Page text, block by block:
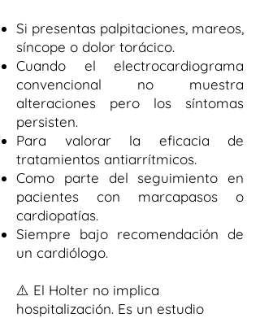
Si presentas palpitaciones, mareos,
síncope o dolor torácico.
Cuando el electrocardiograma
convencional no muestra
alteraciones pero los síntomas
persisten.
Para valorar la eficacia de
tratamientos antiarrítmicos.
Como parte del seguimiento en
pacientes con marcapasos o
cardiopatías.
Siempre bajo recomendación de
un cardiólogo.
⚠️ El Holter no implica
hospitalización. Es un estudio